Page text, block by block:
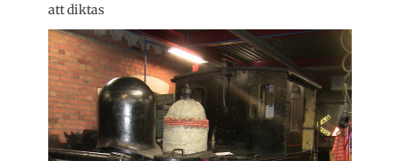
att diktas